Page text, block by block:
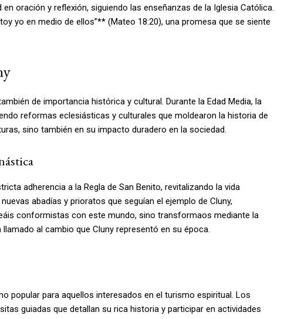
oración y reflexión, siguiendo las enseñanzas de la Iglesia Católica.
yo en medio de ellos”** (Mateo 18:20), una promesa que se siente
de importancia histórica y cultural. Durante la Edad Media, la
reformas eclesiásticas y culturales que moldearon la historia de
sino también en su impacto duradero en la sociedad.
adherencia a la Regla de San Benito, revitalizando la vida
abadías y prioratos que seguían el ejemplo de Cluny,
conformistas con este mundo, sino transformaos mediante la
al cambio que Cluny representó en su época.
popular para aquellos interesados en el turismo espiritual. Los
guiadas que detallan su rica historia y participar en actividades